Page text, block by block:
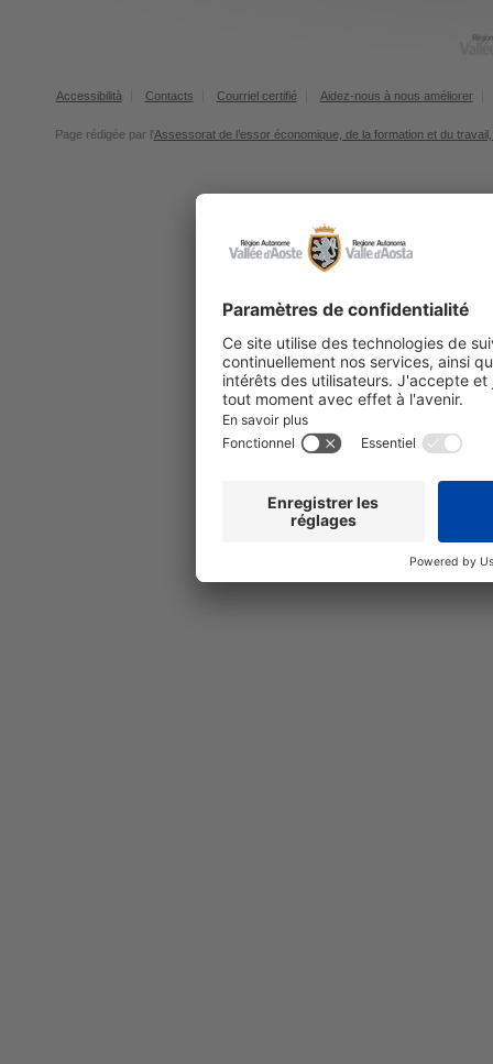
Accessibilità Contacts Courriel certifié Aidez-nous à nous améliorer
Page rédigée par l'Assessorat de l’essor économique, de la formation et du